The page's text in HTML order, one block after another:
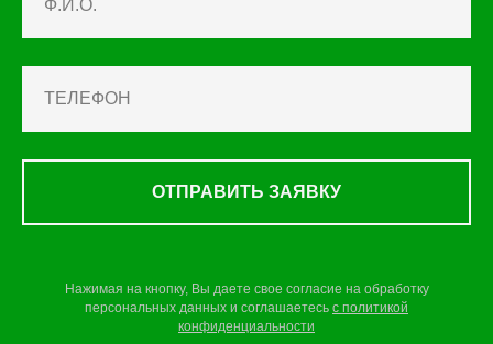
ОТПРАВИТЬ ЗАЯВКУ
Нажимая на кнопку, Вы даете свое согласие на обработку
персональных данных и соглашаетесь c политикой
конфиденциальности